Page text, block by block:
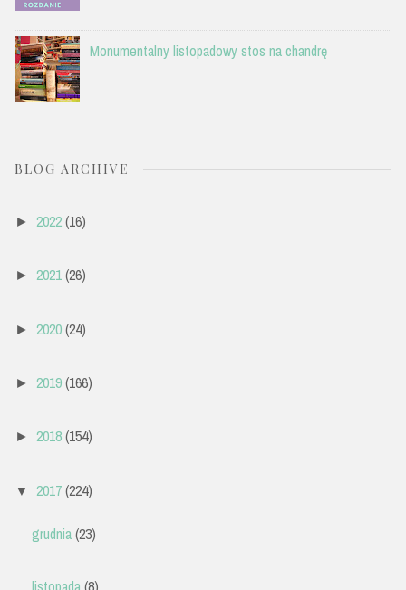
Monumentalny listopadowy stos na chandrę
BLOG ARCHIVE
► 2022(16)
► 2021(26)
► 2020(24)
► 2019(166)
► 2018(154)
▼ 2017(224)
grudnia(23)